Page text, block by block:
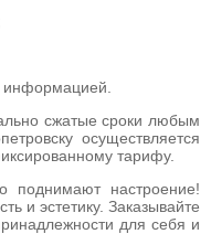
информацией.
сжатые сроки любым
осуществляется
тарифу.
поднимают настроение!
и эстетику. Заказывайте
для себя и